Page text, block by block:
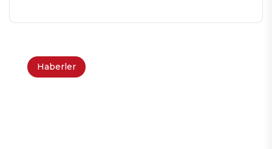
Haberler